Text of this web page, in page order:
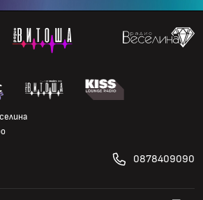
0878409090